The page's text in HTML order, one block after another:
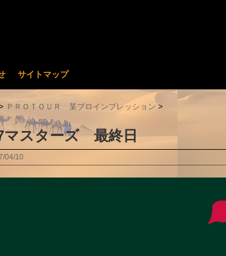
サイトマップ
ＰＲＯＴＯＵＲ 某プロインプレッション >
マスターズ 最終日
04/10